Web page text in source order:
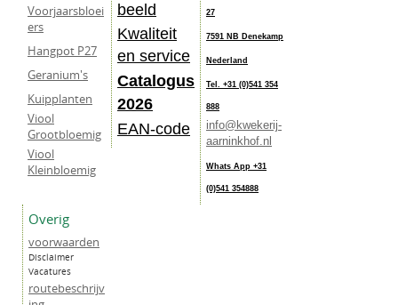
Voorjaarsbloei
ers
Hangpot P27
Geranium's
Kuipplanten
Viool
Grootbloemig
Viool
Kleinbloemig
beeld
Kwaliteit
en service
Catalogus
2026
EAN-code
27
7591 NB Denekamp
Nederland
Tel. +31 (0)541 354
888
info@kwekerij-
aarninkhof.nl
Whats App +31
(0)541 354888
Overig
voorwaarden
Disclaimer
Vacatures
routebeschrijv